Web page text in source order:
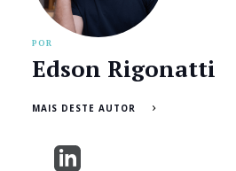
POR
Edson Rigonatti
MAIS DESTE AUTOR